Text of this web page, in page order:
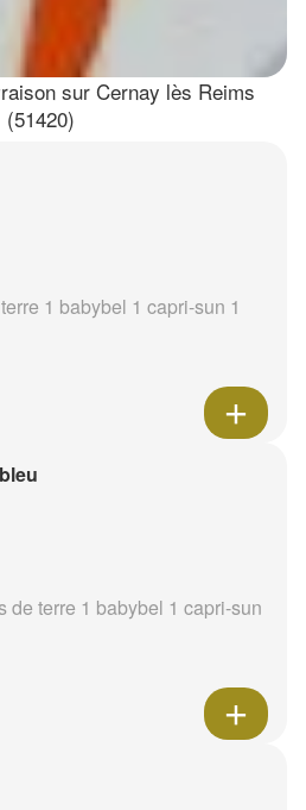
sur Cernay lès Reims
(51420)
1 babybel 1 capri-sun 1
de terre 1 babybel 1 capri-sun